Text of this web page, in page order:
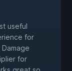
useful
for
for